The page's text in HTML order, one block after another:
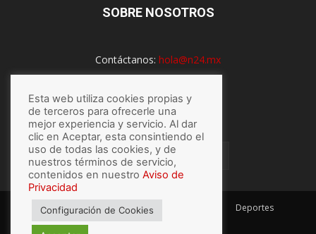
SOBRE NOSOTROS
Contáctanos: hola@n24.mx
SÍGUENOS
México Mundo Economía
Deportes
Espectaculos
Esta web utiliza cookies propias y
de terceros para ofrecerle una
mejor experiencia y servicio. Al dar
clic en Aceptar, esta consintiendo el
uso de todas las cookies, y de
nuestros términos de servicio,
contenidos en nuestro Aviso de
Privacidad
Configuración de Cookies